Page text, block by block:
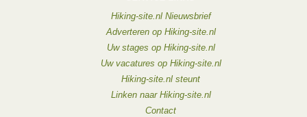
Hiking-site.nl Nieuwsbrief
Adverteren op Hiking-site.nl
Uw stages op Hiking-site.nl
Uw vacatures op Hiking-site.nl
Hiking-site.nl steunt
Linken naar Hiking-site.nl
Contact